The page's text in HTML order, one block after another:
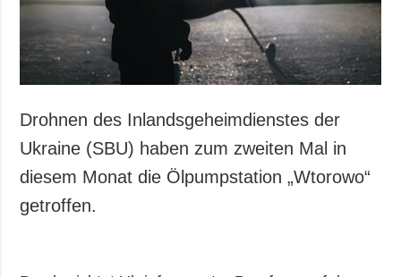
Drohnen des Inlandsgeheimdienstes der
Ukraine (SBU) haben zum zweiten Mal in
diesem Monat die Ölpumpstation „Wtorowo“
getroffen.